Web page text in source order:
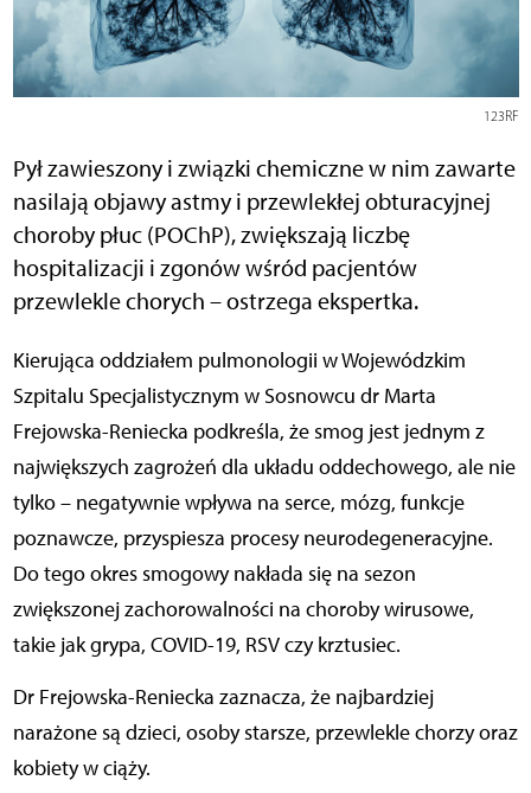
123RF
Pył zawieszony i związki chemiczne w nim zawarte
nasilają objawy astmy i przewlekłej obturacyjnej
choroby płuc (POChP), zwiększają liczbę
hospitalizacji i zgonów wśród pacjentów
przewlekle chorych – ostrzega ekspertka.
Kierująca oddziałem pulmonologii w Wojewódzkim
Szpitalu Specjalistycznym w Sosnowcu dr Marta
Frejowska-Reniecka podkreśla, że smog jest jednym z
największych zagrożeń dla układu oddechowego, ale nie
tylko – negatywnie wpływa na serce, mózg, funkcje
poznawcze, przyspiesza procesy neurodegeneracyjne.
Do tego okres smogowy nakłada się na sezon
zwiększonej zachorowalności na choroby wirusowe,
takie jak grypa, COVID-19, RSV czy krztusiec.
Dr Frejowska-Reniecka zaznacza, że najbardziej
narażone są dzieci, osoby starsze, przewlekle chorzy oraz
kobiety w ciąży.